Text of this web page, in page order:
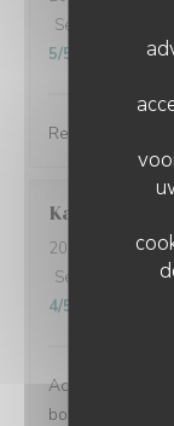
Service
5/5
Restaurant très
Karen
2026-07-15-
Service
4/5
Accueil et
bons.